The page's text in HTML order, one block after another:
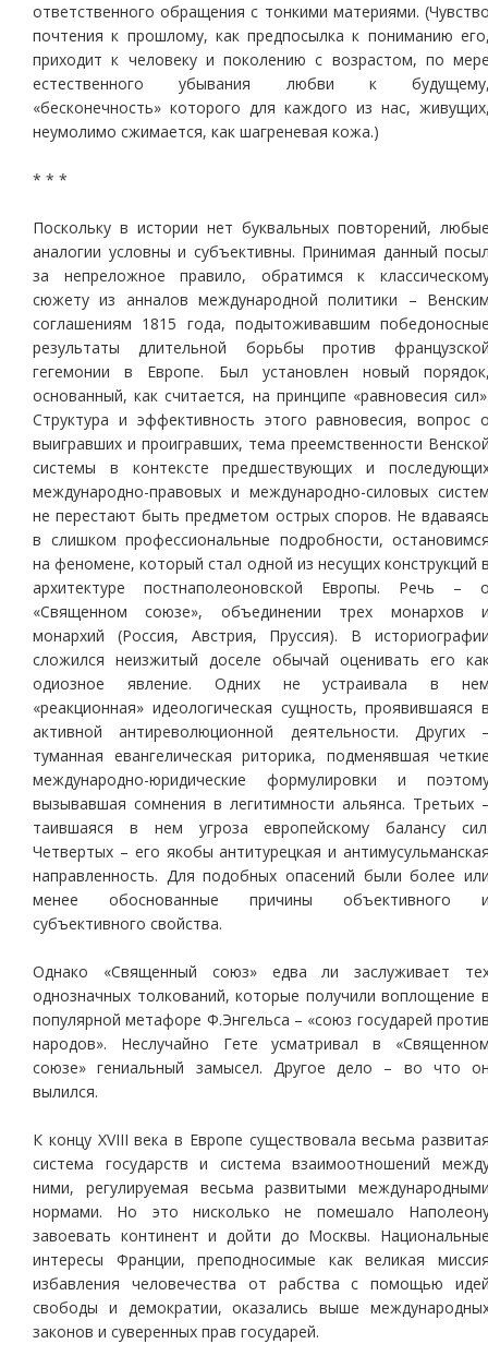
ответственного обращения с тонкими материями.
почтения к прошлому, как предпосылка к пониманию
приходит к человеку и поколению с возрастом, по
естественного убывания любви к
«бесконечность» которого для каждого из нас,
неумолимо сжимается, как шагреневая кожа.)
* * *
Поскольку в истории нет буквальных повторений,
аналогии условны и субъективны. Принимая данный
за непреложное правило, обратимся к
сюжету из анналов международной политики –
соглашениям 1815 года, подытоживавшим
результаты длительной борьбы против
гегемонии в Европе. Был установлен новый
основанный, как считается, на принципе «равновесия
Структура и эффективность этого равновесия, вопрос
выигравших и проигравших, тема преемственности
системы в контексте предшествующих и
международно-правовых и международно-силовых
не перестают быть предметом острых споров. Не
в слишком профессиональные подробности,
на феномене, который стал одной из несущих конструкций
архитектуре постнаполеоновской Европы. Речь –
«Священном союзе», объединении трех монархов
монархий (Россия, Австрия, Пруссия). В
сложился неизжитый доселе обычай оценивать его
одиозное явление. Одних не устраивала в
«реакционная» идеологическая сущность, проявившаяся
активной антиреволюционной деятельности. Других
туманная евангелическая риторика, подменявшая
международно-юридические формулировки и
вызывавшая сомнения в легитимности альянса. Третьих
таившаяся в нем угроза европейскому балансу
Четвертых – его якобы антитурецкая и
направленность. Для подобных опасений были более
менее обоснованные причины объективного
субъективного свойства.
Однако «Священный союз» едва ли заслуживает
однозначных толкований, которые получили воплощение
популярной метафоре Ф.Энгельса – «союз государей
народов». Неслучайно Гете усматривал в
союзе» гениальный замысел. Другое дело – во что
вылился.
К концу XVIII века в Европе существовала весьма
система государств и система взаимоотношений
ними, регулируемая весьма развитыми
нормами. Но это нисколько не помешало
завоевать континент и дойти до Москвы.
интересы Франции, преподносимые как великая
избавления человечества от рабства с помощью
свободы и демократии, оказались выше
законов и суверенных прав государей.